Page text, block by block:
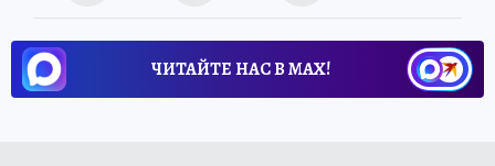
ЧИТАЙТЕ НАС В МАХ!